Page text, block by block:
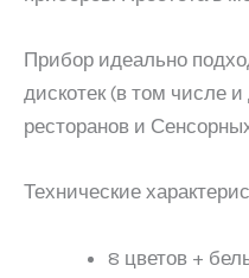
Прибор идеально
дискотек (в том числе
ресторанов и
Технические
8 цветов +